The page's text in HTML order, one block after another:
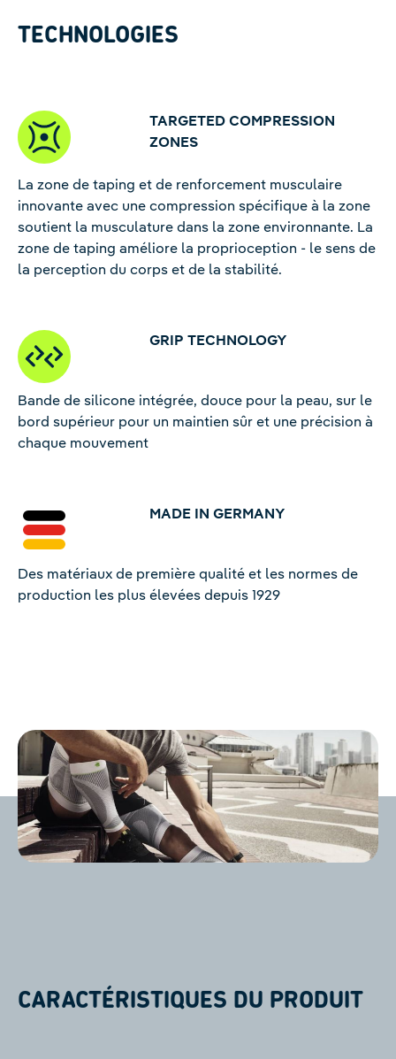
TECHNOLOGIES
TARGETED COMPRESSION
ZONES
La zone de taping et de renforcement musculaire
innovante avec une compression spécifique à la zone
soutient la musculature dans la zone environnante. La
zone de taping améliore la proprioception - le sens de
la perception du corps et de la stabilité.
GRIP TECHNOLOGY
Bande de silicone intégrée, douce pour la peau, sur le
bord supérieur pour un maintien sûr et une précision à
chaque mouvement
MADE IN GERMANY
Des matériaux de première qualité et les normes de
production les plus élevées depuis 1929
CARACTÉRISTIQUES DU PRODUIT